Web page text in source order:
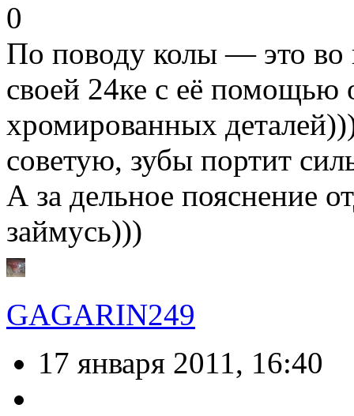
0
По поводу колы — это во
своей 24ке с её помощью
хромированных
советую, зубы портит
А за дельное пояснение
займусь)))
GAGARIN249
17 января 2011, 16:40